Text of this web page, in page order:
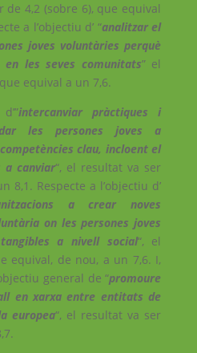
de 4,2 (sobre 6), que equival
a l’objectiu d’ “analitzar el
joves voluntàries perquè
les seves comunitats” el
equival a un 7,6.
intercanviar pràctiques i
les persones joves a
clau, incloent el
a canviar“, el resultat va ser
8,1. Respecte a l’objectiu d’
a crear noves
on les persones joves
a nivell social“, el
equival, de nou, a un 7,6. I,
general de “promoure
en xarxa entre entitats de
europea“, el resultat va ser